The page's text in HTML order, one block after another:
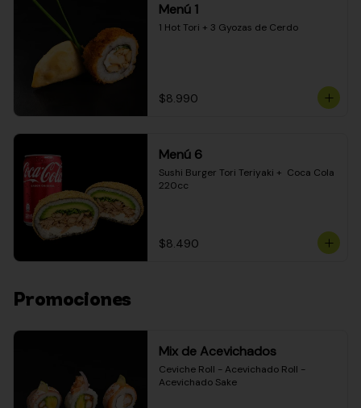
Menú 1
1 Hot Tori + 3 Gyozas de Cerdo
$8.990
Menú 6
Sushi Burger Tori Teriyaki +  Coca Cola
220cc
$8.490
Promociones
Mix de Acevichados
Ceviche Roll - Acevichado Roll -
Acevichado Sake